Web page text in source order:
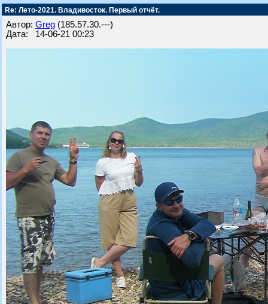
Re: Лето-2021. Владивосток. Первый отчёт.
Автор: Greg (185.57.30.---)
Дата: 14-06-21 00:23